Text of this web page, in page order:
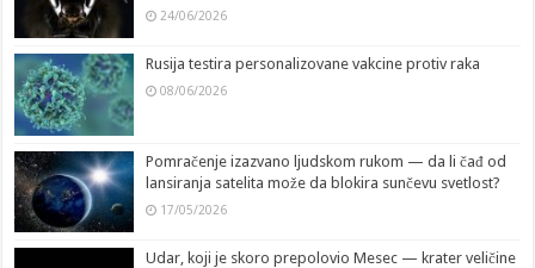
24/06/2026
Rusija testira personalizovane vakcine protiv raka
08/06/2026
Pomračenje izazvano ljudskom rukom — da li čađ od
lansiranja satelita može da blokira sunčevu svetlost?
17/05/2026
Udar, koji je skoro prepolovio Mesec — krater veličine